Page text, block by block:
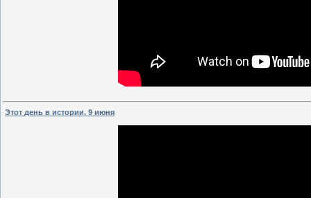
Этот день в истории. 9 июня